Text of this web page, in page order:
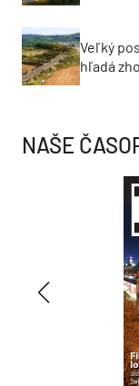
Veľký
hľadá
NAŠE